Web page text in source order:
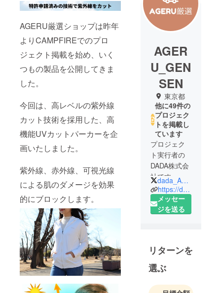
AGERU厳選ショップは昨年
よりCAMPFIREでのプロ
ジェクト掲載を始め、いく
つもの製品を公開してきま
した。
今回は、高レベルの紫外線
カット技術を採用した、高
機能UVカットパーカーを企
画いたしました。
紫外線、赤外線、可視光線
による肌のダメージを効果
的にブロックします。
AGER
U_GEN
SEN
東京都
他に49件の
プロジェク
トを掲載し
ています
プロジェク
ト実行者の
DADA株式会
社です。
弊社は「無
駄のない、
す。
完全無料制
のフリマア
dada_Ageru
https://dada-gensen.com/
メッセー
ジを送る
リターンを
選ぶ